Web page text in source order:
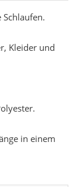
Kleider und
in einem